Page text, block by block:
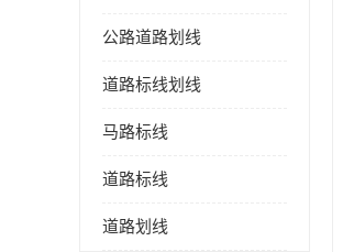
公路道路划线
道路标线划线
马路标线
道路标线
道路划线